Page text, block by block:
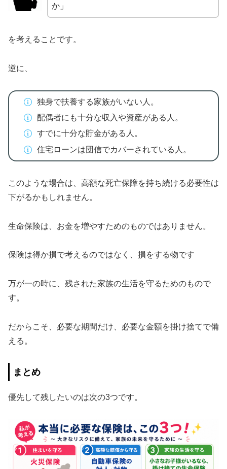
か」
を考えることです。
逆に、
独身で扶養する家族がいない人。
配偶者にも十分な収入や資産がある人。
すでに十分な貯金がある人。
住宅ローンは団信でカバーされている人。
このような場合は、高額な死亡保障を持ち続ける必要性は
下がるかもしれません。
生命保険は、お金を増やすためのものではありません。
保険は得か損で考えるのではなく、損をする物です
万が一の時に、残された家族の生活を守るためのもので
す。
だからこそ、必要な期間だけ、必要な金額を掛け捨てで備
える。
まとめ
優先して残したいのは次の3つです。